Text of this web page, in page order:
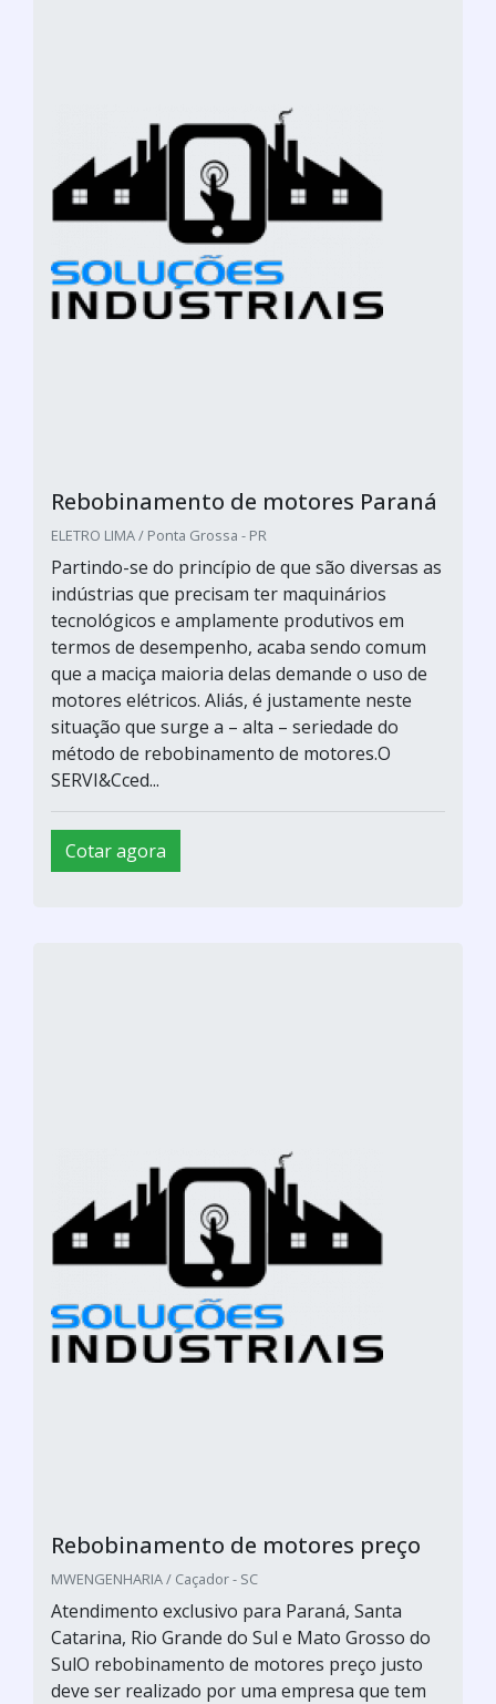
Rebobinamento de motores Paraná
ELETRO LIMA / Ponta Grossa - PR
Partindo-se do princípio de que são diversas as
indústrias que precisam ter maquinários
tecnológicos e amplamente produtivos em
termos de desempenho, acaba sendo comum
que a maciça maioria delas demande o uso de
motores elétricos. Aliás, é justamente neste
situação que surge a – alta – seriedade do
método de rebobinamento de motores.O
SERVI&Cced...
Cotar agora
Rebobinamento de motores preço
MWENGENHARIA / Caçador - SC
Atendimento exclusivo para Paraná, Santa
Catarina, Rio Grande do Sul e Mato Grosso do
SulO rebobinamento de motores preço justo
deve ser realizado por uma empresa que tem